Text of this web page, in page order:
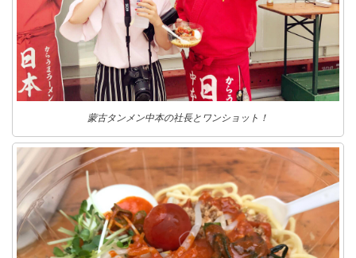
蒙古タンメン中本の社長とワンショット！